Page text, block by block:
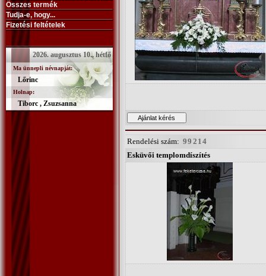
Összes termék
Tudja-e, hogy...
Fizetési feltételek
2026. augusztus 10., hétfő
Ma ünnepli névnapját:
Lőrinc
Holnap:
Tiborc , Zsuzsanna
Rendelési szám: 99214
Esküvői templomdíszítés